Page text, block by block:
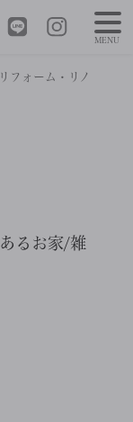
フォーム・リノ
るお家/雑
MENU